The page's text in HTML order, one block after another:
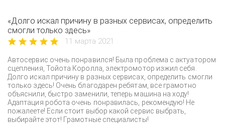
«Долго искал причину в разных сервисах, определить
смогли только здесь»
11 марта 2021
Автосервис очень понравился! Была проблема с актуатором
сцепления, Тойота Королла, электромотор изжил себя.
Долго искал причину в разных сервисах, определить смогли
только здесь! Очень благодарен ребятам, все грамотно
объяснили, быстро заменили, теперь машина на ходу!
Адаптация робота очень понравилась, рекомендую! Не
пожалеете! Если стоит выбор какой сервис выбрать,
выбирайте этот! Грамотные специалисты!